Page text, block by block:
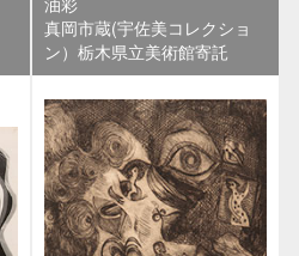
真岡市蔵(宇佐美コレクショ
ン）栃木県立美術館寄託